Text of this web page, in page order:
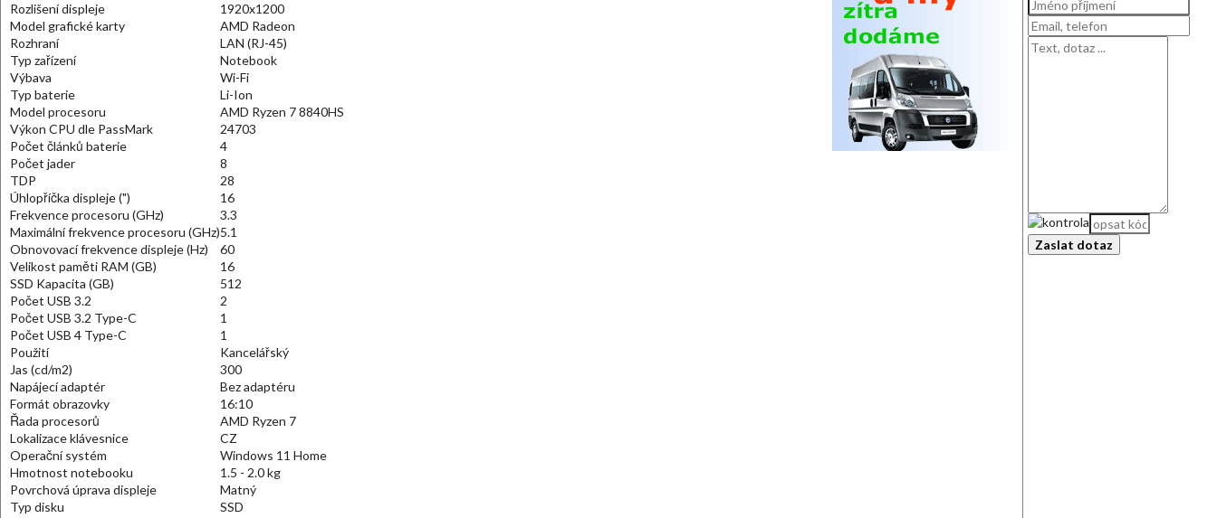
Rozlišení displeje
1920x1200
Model grafické karty
AMD Radeon
Rozhraní
LAN (RJ-45)
Typ zařízení
Notebook
Výbava
Wi-Fi
Typ baterie
Li-Ion
Model procesoru
AMD Ryzen 7 8840HS
Výkon CPU dle PassMark
24703
Počet článků baterie
4
Počet jader
8
TDP
28
Úhlopříčka displeje (")
16
Frekvence procesoru (GHz)
3.3
Maximální frekvence procesoru (GHz)5.1
Obnovovací frekvence displeje (Hz)
60
Velikost paměti RAM (GB)
16
SSD Kapacita (GB)
512
Počet USB 3.2
2
Počet USB 3.2 Type-C
1
Počet USB 4 Type-C
1
Použití
Kancelářský
Jas (cd/m2)
300
Napájecí adaptér
Bez adaptéru
Formát obrazovky
16:10
Řada procesorů
AMD Ryzen 7
Lokalizace klávesnice
CZ
Operační systém
Windows 11 Home
Hmotnost notebooku
1.5 - 2.0 kg
Povrchová úprava displeje
Matný
Typ disku
SSD